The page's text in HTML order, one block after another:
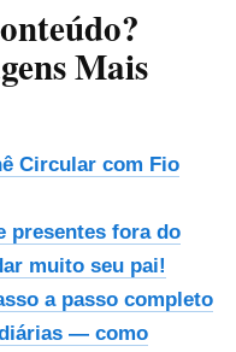
Mais
Circular com Fio
presentes fora do
muito seu pai!
a passo completo
— como